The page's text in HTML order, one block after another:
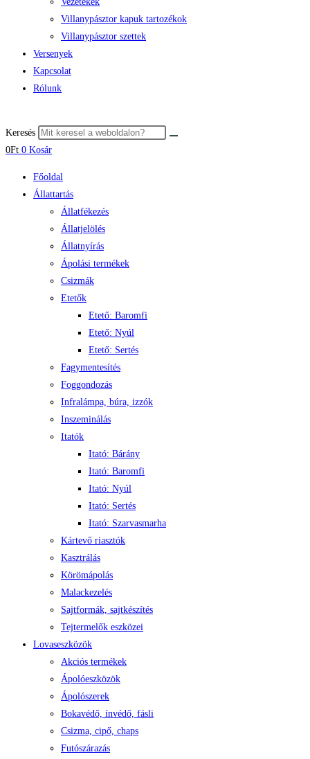
Villanypásztor kapuk tartozékok
Villanypásztor szettek
Versenyek
Kapcsolat
Rólunk
Keresés
0Ft 0 Kosár
Főoldal
Állattartás
Állatfékezés
Állatjelölés
Állatnyírás
Ápolási termékek
Csizmák
Etetők
Etető: Baromfi
Etető: Nyúl
Etető: Sertés
Fagymentesítés
Foggondozás
Infralámpa, búra, izzók
Inszeminálás
Itatók
Itató: Bárány
Itató: Baromfi
Itató: Nyúl
Itató: Sertés
Itató: Szarvasmarha
Kártevő riasztók
Kasztrálás
Körömápolás
Malackezelés
Sajtformák, sajtkészítés
Tejtermelők eszközei
Lovaseszközök
Akciós termékek
Ápolóeszközök
Ápolószerek
Bokavédő, ínvédő, fásli
Csizma, cipő, chaps
Futószárazás